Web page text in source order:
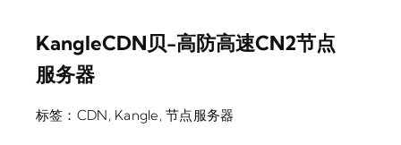
KangleCDN贝-高防高速CN2节点
服务器
标签： CDN, Kangle,节点服务器